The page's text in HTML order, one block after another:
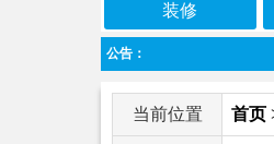
装修
公告：
当前位置 首页